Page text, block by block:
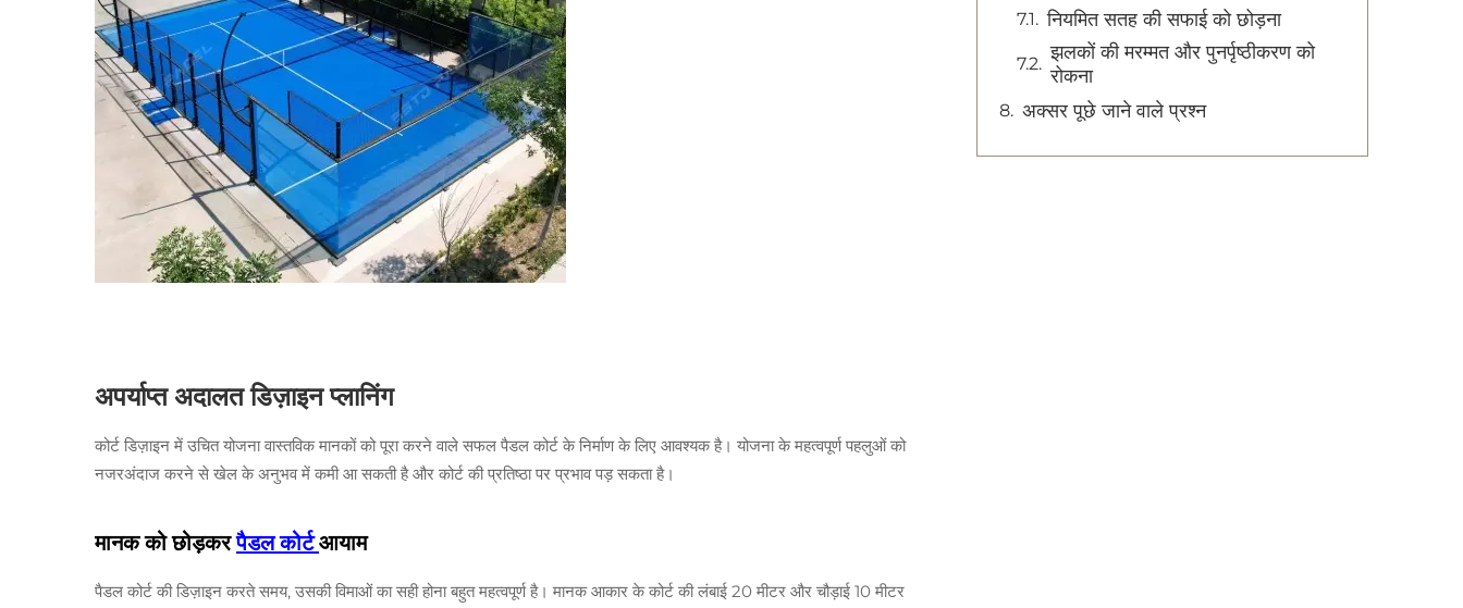
अपर्याप्त अदालत डिज़ाइन प्लानिंग
कोर्ट डिज़ाइन में उचित योजना वास्तविक मानकों को पूरा करने वाले सफल पैडल कोर्ट के निर्माण के लिए आवश्यक है। योजना के महत्वपूर्ण पहलुओं को
नजरअंदाज करने से खेल के अनुभव में कमी आ सकती है और कोर्ट की प्रतिष्ठा पर प्रभाव पड़ सकता है।
मानक को छोड़करपैडल कोर्टआयाम
पैडल कोर्ट की डिज़ाइन करते समय, उसकी विमाओं का सही होना बहुत महत्वपूर्ण है। मानक आकार के कोर्ट की लंबाई 20 मीटर और चौड़ाई 10 मीटर
नियमित सतह की सफाई को छोड़ना
झलकों की मरम्मत और पुनर्पृष्ठीकरण को
रोकना
अक्सर पूछे जाने वाले प्रश्न